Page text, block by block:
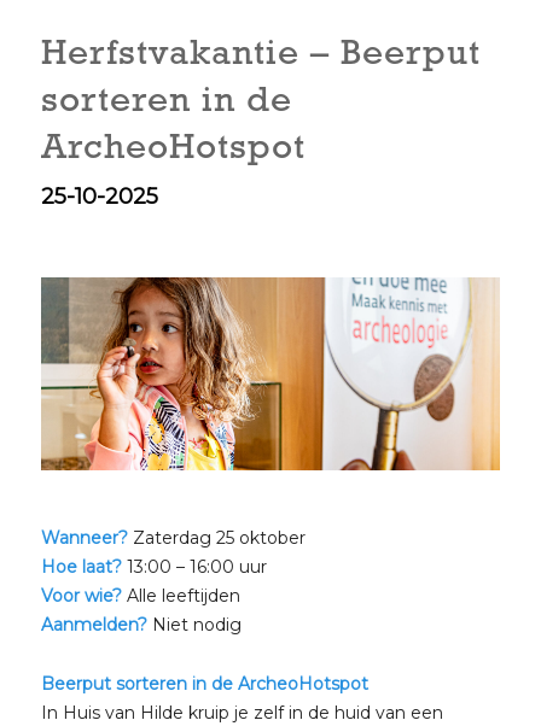
Herfstvakantie – Beerput
sorteren in de
ArcheoHotspot
25-10-2025
Wanneer?Zaterdag 25 oktober
Hoe laat?13:00 – 16:00 uur
Voor wie?Alle leeftijden
Aanmelden?Niet nodig
Beerput sorteren in de ArcheoHotspot
In Huis van Hilde kruip je zelf in de huid van een